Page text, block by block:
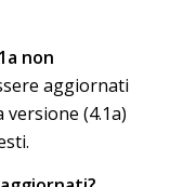
non
aggiornati
(4.1a)